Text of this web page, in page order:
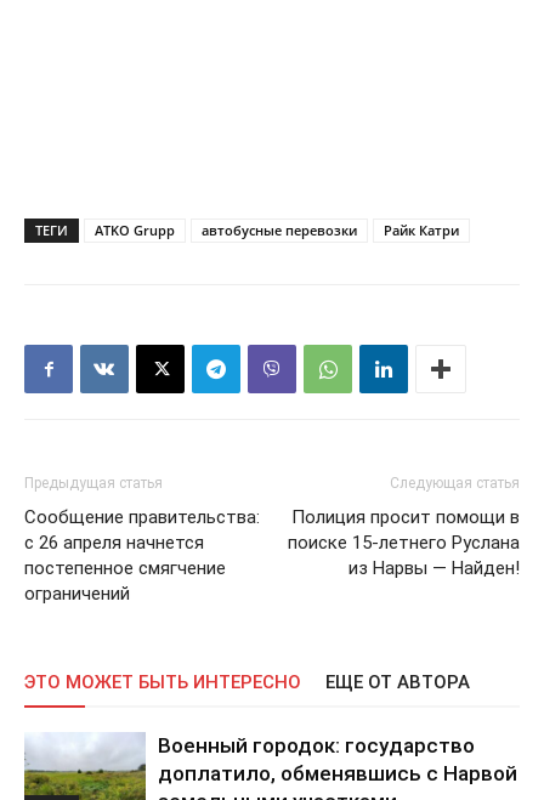
ТЕГИ ATKO Grupp автобусные перевозки Райк Катри
Предыдущая статья
Сообщение правительства:
с 26 апреля начнется
постепенное смягчение
ограничений
Следующая статья
Полиция просит помощи в
поиске 15-летнего Руслана
из Нарвы — Найден!
ЭТО МОЖЕТ БЫТЬ ИНТЕРЕСНО ЕЩЕ ОТ АВТОРА
Военный городок: государство
доплатило, обменявшись с Нарвой